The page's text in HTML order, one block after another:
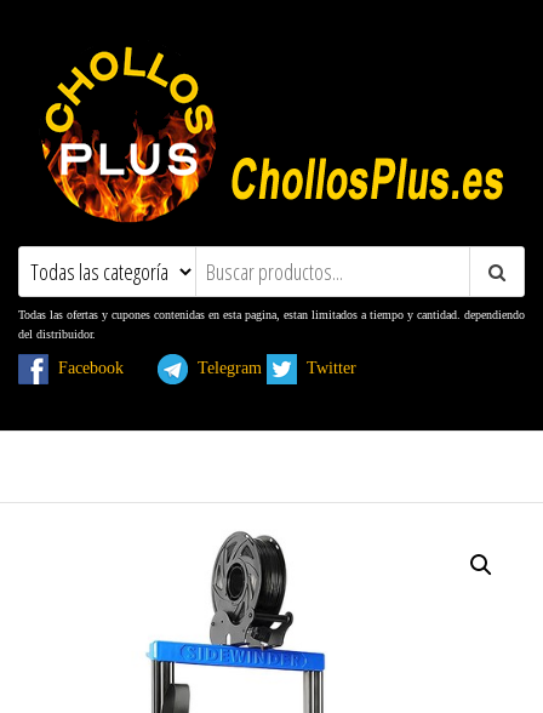
ChollosPlus.es
Ofertas, Promociones, Descuentos y
Todas las ofertas y cupones contenidas en esta pagina, estan limitados a tiempo y cantidad. dependiendo
del distribuidor.
Facebook Telegram Twitter